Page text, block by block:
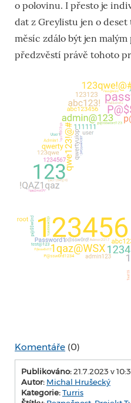
o polovinu. I přesto je
dat z Greylistu jen o
měsíc zdálo být jen
předzvěstí právě tohoto
Komentáře (0)
Publikováno:21.7.2023 v
Autor: Michal Hrušecký
Kategorie:Turris